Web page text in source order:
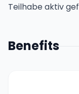
Teilhabe aktiv
Benefits